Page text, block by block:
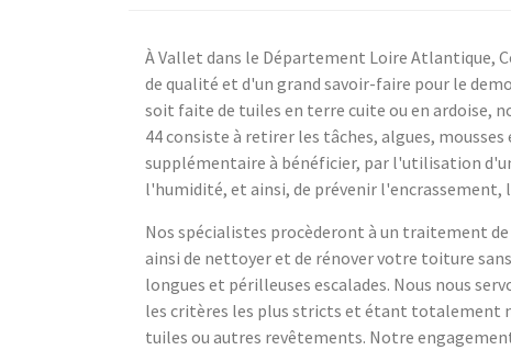
À Vallet dans le Département Loire Atlantique,
de qualité et d'un grand savoir-faire pour le
soit faite de tuiles en terre cuite ou en ardoise,
44 consiste à retirer les tâches, algues,
supplémentaire à bénéficier, par l'utilisation
l'humidité, et ainsi, de prévenir
Nos spécialistes procèderont à un traitement
ainsi de nettoyer et de rénover votre toiture
longues et périlleuses escalades. Nous nous
les critères les plus stricts et étant totalement
tuiles ou autres revêtements. Notre